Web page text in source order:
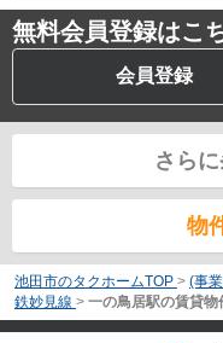
無料会員登録はこ
会員登録
さら
物
池田市のタクホームTOP > (事
鉄妙見線 > 一の鳥居駅の賃貸物